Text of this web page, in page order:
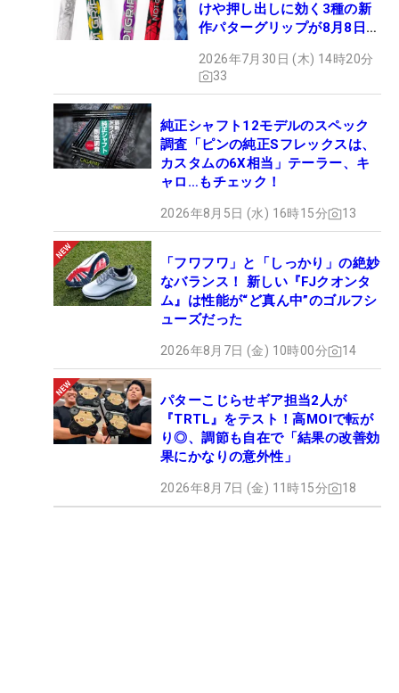
けや押し出しに効く3種の新
作パターグリップが8月8日デ
2026年7月30日 (木) 14時20分
33
純正シャフト12モデルのスペック
調査「ピンの純正Sフレックスは、
カスタムの6X相当」テーラー、キ
ャロ…もチェック！
2026年8月5日 (水) 16時15分 13
「フワフワ」と「しっかり」の絶妙
なバランス！ 新しい『FJクオンタ
ム』は性能が“ど真ん中”のゴルフシ
ューズだった
2026年8月7日 (金) 10時00分 14
パターこじらせギア担当2人が
『TRTL』をテスト！高MOIで転が
り◎、調節も自在で「結果の改善効
果にかなりの意外性」
2026年8月7日 (金) 11時15分 18